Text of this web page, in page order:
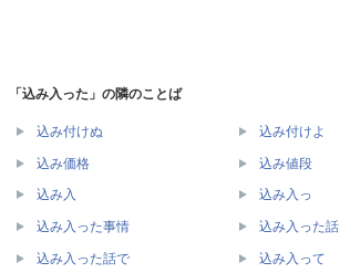
「込み入った」の隣のことば
込み付けぬ 込み付けよ
込み価格 込み値段
込み入 込み入っ
込み入った事情 込み入った話
込み入った話で 込み入って